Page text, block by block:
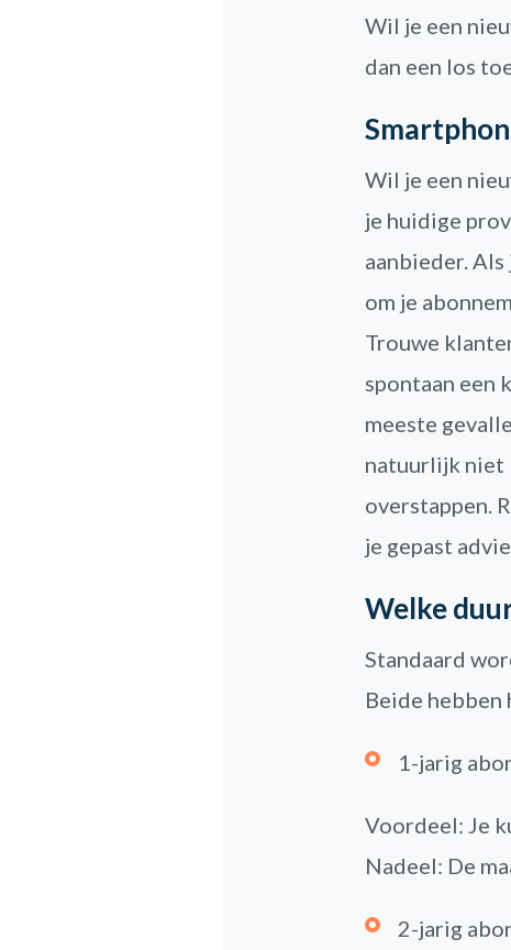
Wil je een
dan een los
Wil je een
je huidige
aanbieder.
om je
Trouwe
spontaan een
meeste
natuurlijk niet
overstappen.
je gepast
Welke
Standaard
Beide hebben
1-jarig
Voordeel: Je
Nadeel: De
2-jarig